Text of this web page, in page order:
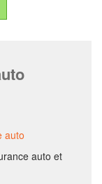
auto
auto et